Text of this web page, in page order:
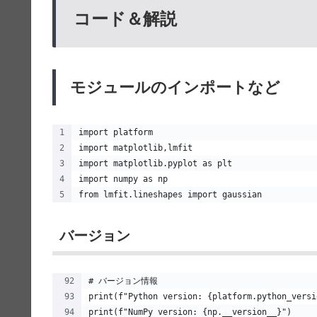
コード＆解説
モジュールのインポートなど
import platform
import matplotlib,lmfit
import matplotlib.pyplot as plt
import numpy as np
from lmfit.lineshapes import gaussian
バージョン
# バージョン情報
print(f"Python version:
print(f"NumPy version: {np.__version__}")